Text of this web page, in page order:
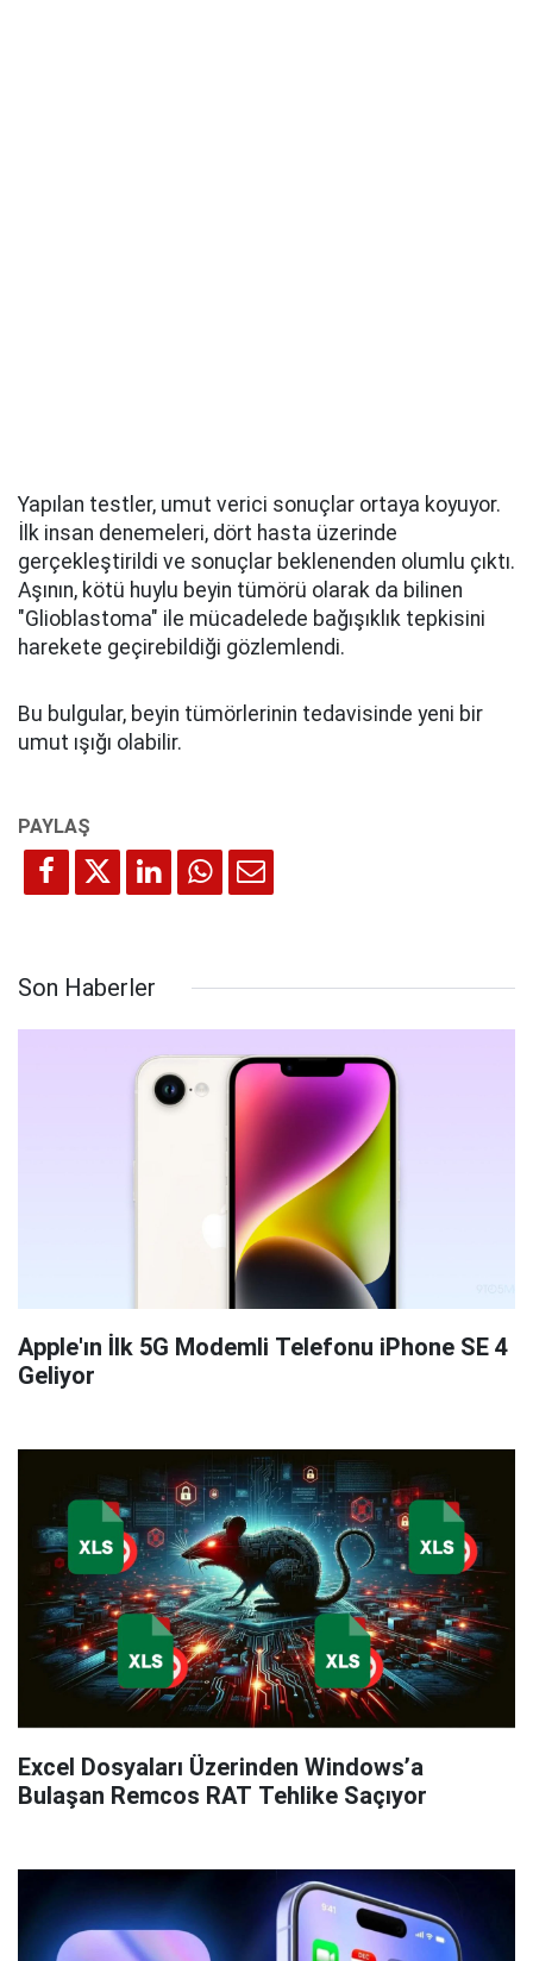
Yapılan testler, umut verici sonuçlar ortaya koyuyor.
İlk insan denemeleri, dört hasta üzerinde
gerçekleştirildi ve sonuçlar beklenenden olumlu çıktı.
Aşının, kötü huylu beyin tümörü olarak da bilinen
"Glioblastoma" ile mücadelede bağışıklık tepkisini
harekete geçirebildiği gözlemlendi.
Bu bulgular, beyin tümörlerinin tedavisinde yeni bir
umut ışığı olabilir.
Son Haberler
Apple'ın İlk 5G Modemli Telefonu iPhone SE 4
Geliyor
Excel Dosyaları Üzerinden Windows’a
Bulaşan Remcos RAT Tehlike Saçıyor